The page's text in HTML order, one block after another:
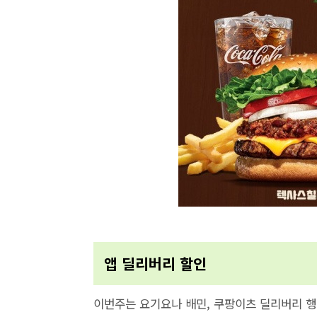
앱 딜리버리 할인
이번주는 요기요나 배민, 쿠팡이츠 딜리버리